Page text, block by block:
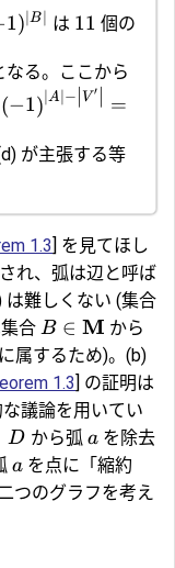
1) ∣B は 11 個の
なる。ここから
(−1) A − V ′
=
が主張する等
1.3] を見てほし
れ、弧は辺と呼ば
は難しくない (集合
合 B ∈ M から
に属するため)。(b)
1.3] の証明は
議論を用いてい
D から弧 aを除去
aを点に「縮約
つのグラフを考え